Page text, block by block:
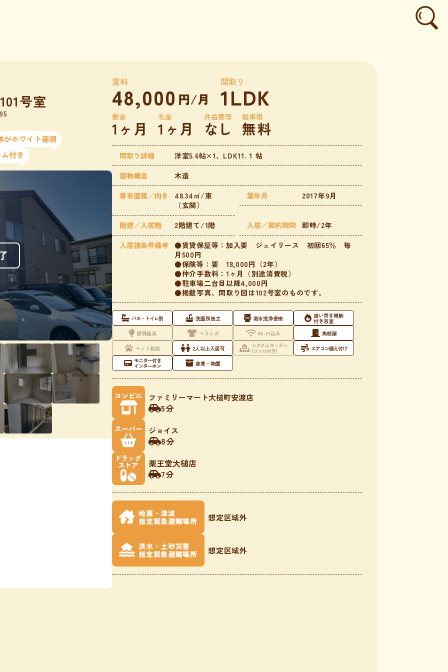
号室
がホワイト基調
付き
賃料
48,000 円/月
間取り
1LDK
敷金
1ヶ月
礼金
1ヶ月
共益費等
なし
駐車場
無料
間取り詳細
洋室5.6帖×1、LDK11. 1 帖
建物構造
木造
専有面積／向き
48.34㎡/東
（玄関）
築年月 2017年9月
階建／入居階 2階建て/1階 入居／契約期間
即時/2年
入居諸条件備考 ●賃貸保証等：加入要 ジェイリース 初回65％ 毎
月500円
●保険等：要 18,000円（2年）
●仲介手数料：1ヶ月（別途消費税）
●駐車場二台目以降4,000円
●掲載写真、間取り図は102号室のものです。
バス・トイレ別 洗面所独立 温水洗浄便座 追い焚き機能
付き浴室
照明器具
ベランダ Wi-Fi込み
角部屋
ペット相談
2人以上入居可 システムキッチン
(コンロ付き)
エアコン備え付け
モニター付き
インターホン 倉庫・物置
コンビニ ファミリーマート大槌町安渡店
5分
スーパー ジョイス
8分
ドラッグ
ストア
薬王堂大槌店
7分
地震・津波
指定緊急避難場所
想定区域外
洪水・土砂災害
指定緊急避難場所
想定区域外